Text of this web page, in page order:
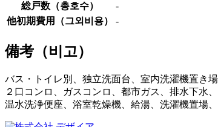
総戸数（총호수）
-
他初期費用（그외비용） -
備考（비고）
バス・トイレ別、独立洗面台、室内洗濯機置き
２口コンロ、ガスコンロ、都市ガス、排水下水
温水洗浄便座、浴室乾燥機、給湯、洗濯機置場